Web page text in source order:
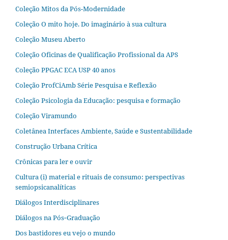
Coleção Mitos da Pós-Modernidade
Coleção O mito hoje. Do imaginário à sua cultura
Coleção Museu Aberto
Coleção Oficinas de Qualificação Profissional da APS
Coleção PPGAC ECA USP 40 anos
Coleção ProfCiAmb Série Pesquisa e Reflexão
Coleção Psicologia da Educação: pesquisa e formação
Coleção Viramundo
Coletânea Interfaces Ambiente, Saúde e Sustentabilidade
Construção Urbana Crítica
Crônicas para ler e ouvir
Cultura (i) material e rituais de consumo: perspectivas
semiopsicanalíticas
Diálogos Interdisciplinares
Diálogos na Pós‐Graduação
Dos bastidores eu vejo o mundo